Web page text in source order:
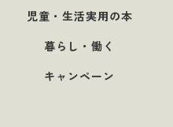
児童・生活実用の本
暮らし・働く
キャンペーン